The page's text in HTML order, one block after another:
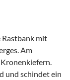
Rastbank mit
Am
und schindet ein